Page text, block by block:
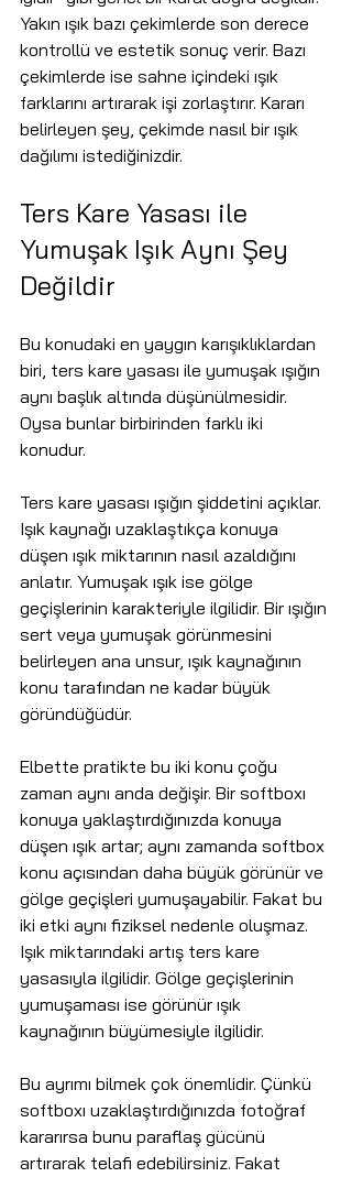
Yakın ışık bazı çekimlerde son derece
kontrollü ve estetik sonuç verir. Bazı
çekimlerde ise sahne içindeki ışık
farklarını artırarak işi zorlaştırır. Kararı
belirleyen şey, çekimde nasıl bir ışık
dağılımı istediğinizdir.
Ters Kare Yasası ile
Yumuşak Işık Aynı Şey
Değildir
Bu konudaki en yaygın karışıklıklardan
biri, ters kare yasası ile yumuşak ışığın
aynı başlık altında düşünülmesidir.
Oysa bunlar birbirinden farklı iki
konudur.
Ters kare yasası ışığın şiddetini açıklar.
Işık kaynağı uzaklaştıkça konuya
düşen ışık miktarının nasıl azaldığını
anlatır. Yumuşak ışık ise gölge
geçişlerinin karakteriyle ilgilidir. Bir ışığın
sert veya yumuşak görünmesini
belirleyen ana unsur, ışık kaynağının
konu tarafından ne kadar büyük
göründüğüdür.
Elbette pratikte bu iki konu çoğu
zaman aynı anda değişir. Bir softboxı
konuya yaklaştırdığınızda konuya
düşen ışık artar; aynı zamanda softbox
konu açısından daha büyük görünür ve
gölge geçişleri yumuşayabilir. Fakat bu
iki etki aynı fiziksel nedenle oluşmaz.
Işık miktarındaki artış ters kare
yasasıyla ilgilidir. Gölge geçişlerinin
yumuşaması ise görünür ışık
kaynağının büyümesiyle ilgilidir.
Bu ayrımı bilmek çok önemlidir. Çünkü
softboxı uzaklaştırdığınızda fotoğraf
kararırsa bunu paraflaş gücünü
artırarak telafi edebilirsiniz. Fakat